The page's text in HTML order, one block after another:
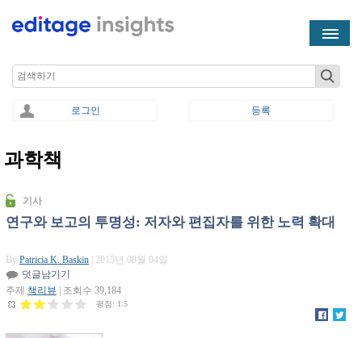
Search
로그인 등록
You are here
과학책
기사
연구와 보고의 투명성: 저자와 편집자를 위한 노력 확대
By Patricia K. Baskin
| 2015년 08월 04일
덧글남기기
주제 책리뷰 | 조회수 39,184
평점: 1.5